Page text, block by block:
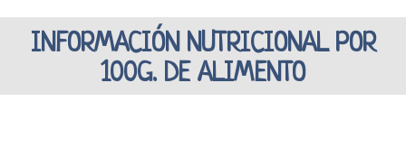
INFORMACIÓN NUTRICIONAL POR
100G. DE ALIMENTO